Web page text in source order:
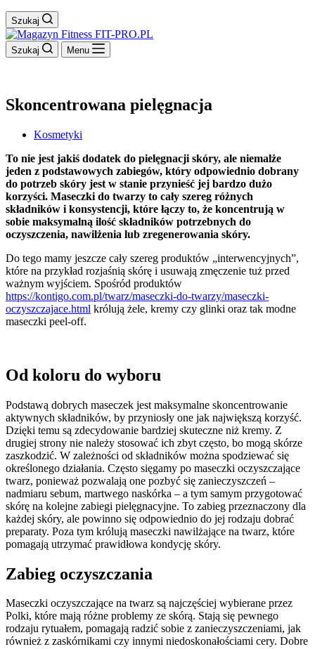
Szukaj
Szukaj Menu
Skoncentrowana pielęgnacja
Kosmetyki
To nie jest jakiś dodatek do pielęgnacji skóry, ale niemalże
jeden z podstawowych zabiegów, który odpowiednio dobrany
do potrzeb skóry jest w stanie przynieść jej bardzo dużo
korzyści. Maseczki do twarzy to cały szereg różnych
składników i konsystencji, które łączy to, że koncentrują w
sobie maksymalną ilość składników potrzebnych do
oczyszczenia, nawilżenia lub zregenerowania skóry.
Do tego mamy jeszcze cały szereg produktów „interwencyjnych”,
które na przykład rozjaśnią skórę i usuwają zmęczenie tuż przed
ważnym wyjściem. Spośród produktów
https://kontigo.com.pl/twarz/maseczki-do-twarzy/maseczki-
oczyszczajace.html królują żele, kremy czy glinki oraz tak modne
maseczki peel-off.
Od koloru do wyboru
Podstawą dobrych maseczek jest maksymalne skoncentrowanie
aktywnych składników, by przyniosły one jak największą korzyść.
Dzięki temu są zdecydowanie bardziej skuteczne niż kremy. Z
drugiej strony nie należy stosować ich zbyt często, bo mogą skórze
zaszkodzić. W zależności od składników można spodziewać się
określonego działania. Często sięgamy po maseczki oczyszczające
twarz, ponieważ pozwalają one pozbyć się zanieczyszczeń –
nadmiaru sebum, martwego naskórka – a tym samym przygotować
skórę na kolejne zabiegi pielęgnacyjne. To zabieg przeznaczony dla
każdej skóry, ale powinno się odpowiednio do jej rodzaju dobrać
preparaty. Poza tym królują maseczki nawilżające na twarz, które
pomagają utrzymać prawidłowa kondycję skóry.
Zabieg oczyszczania
Maseczki oczyszczające na twarz są najczęściej wybierane przez
Polki, które mają różne problemy ze skórą. Stają się pewnego
rodzaju rytuałem, pomagają radzić sobie z zanieczyszczeniami, jak
również z zaskórnikami czy innymi niedoskonałościami cery. Dobre